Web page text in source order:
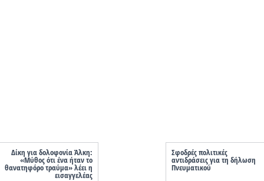
Δίκη για δολοφονία Άλκη:
«Μύθος ότι ένα ήταν το
θανατηφόρο τραύμα» λέει η
εισαγγελέας
Σφοδρές πολιτικές
αντιδράσεις για τη δήλωση
Πνευματικού